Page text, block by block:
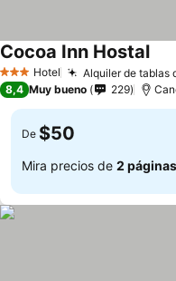
3 Estrellas
Hotel Alquiler de tablas
Cocoa Inn HostalVer
8,4 Muy bueno 229
De $50
Mira precios de 2 páginas